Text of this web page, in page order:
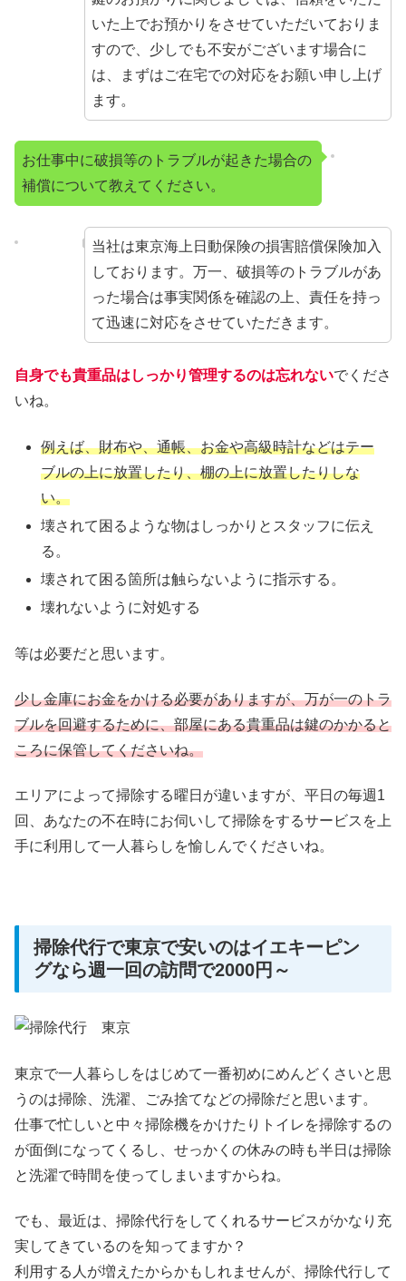
いた上でお預かりをさせていただいておりま
すので、少しでも不安がございます場合に
は、まずはご在宅での対応をお願い申し上げ
ます。
お仕事中に破損等のトラブルが起きた場合の
補償について教えてください。
当社は東京海上日動保険の損害賠償保険加入
しております。万一、破損等のトラブルがあ
った場合は事実関係を確認の上、責任を持っ
て迅速に対応をさせていただきます。
自身でも貴重品はしっかり管理するのは忘れないでくださ
いね。
例えば、財布や、通帳、お金や高級時計などはテー
ブルの上に放置したり、棚の上に放置したりしな
い。
壊されて困るような物はしっかりとスタッフに伝え
る。
壊されて困る箇所は触らないように指示する。
壊れないように対処する
等は必要だと思います。
少し金庫にお金をかける必要がありますが、万が一のトラ
ブルを回避するために、部屋にある貴重品は鍵のかかると
ころに保管してくださいね。
エリアによって掃除する曜日が違いますが、平日の毎週1
回、あなたの不在時にお伺いして掃除をするサービスを上
手に利用して一人暮らしを愉しんでくださいね。
掃除代行で東京で安いのはイエキーピン
グなら週一回の訪問で2000円～
東京で一人暮らしをはじめて一番初めにめんどくさいと思
うのは掃除、洗濯、ごみ捨てなどの掃除だと思います。
仕事で忙しいと中々掃除機をかけたりトイレを掃除するの
が面倒になってくるし、せっかくの休みの時も半日は掃除
と洗濯で時間を使ってしまいますからね。
でも、最近は、掃除代行をしてくれるサービスがかなり充
実してきているのを知ってますか？
利用する人が増えたからかもしれませんが、掃除代行して